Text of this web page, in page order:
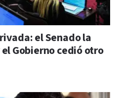
el Senado la
Gobierno cedió otro